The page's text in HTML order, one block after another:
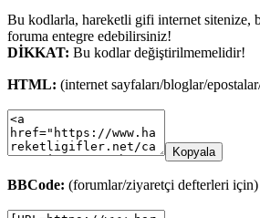
Bu kodlarla, hareketli gifi internet sitenize,
foruma entegre edebilirsiniz!
DİKKAT: Bu kodlar değiştirilmemelidir!
HTML: (internet sayfaları/bloglar/
Kopyala
BBCode: (forumlar/ziyaretçi defterleri için)